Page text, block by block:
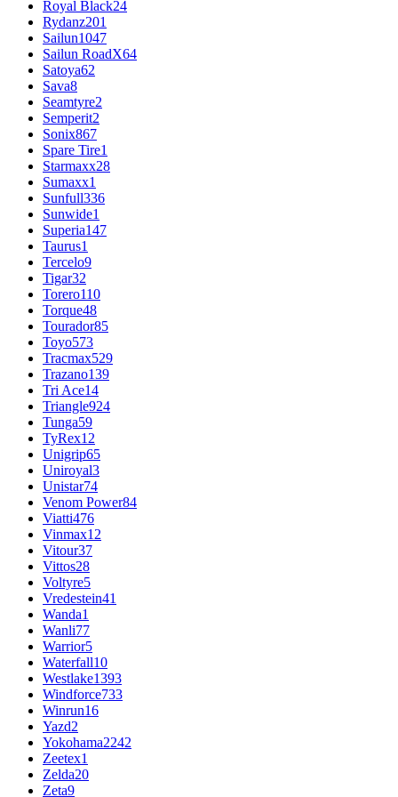
Royal Black24
Rydanz201
Sailun1047
Sailun RoadX64
Satoya62
Sava8
Seamtyre2
Semperit2
Sonix867
Spare Tire1
Starmaxx28
Sumaxx1
Sunfull336
Sunwide1
Superia147
Taurus1
Tercelo9
Tigar32
Torero110
Torque48
Tourador85
Toyo573
Tracmax529
Trazano139
Tri Ace14
Triangle924
Tunga59
TyRex12
Unigrip65
Uniroyal3
Unistar74
Venom Power84
Viatti476
Vinmax12
Vitour37
Vittos28
Voltyre5
Vredestein41
Wanda1
Wanli77
Warrior5
Waterfall10
Westlake1393
Windforce733
Winrun16
Yazd2
Yokohama2242
Zeetex1
Zelda20
Zeta9